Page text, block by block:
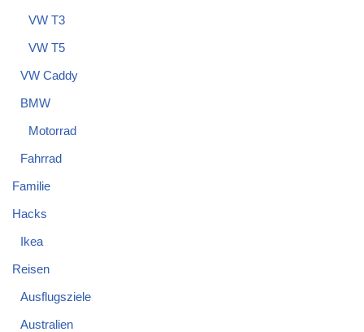
VW T3
VW T5
VW Caddy
BMW
Motorrad
Fahrrad
Familie
Hacks
Ikea
Reisen
Ausflugsziele
Australien